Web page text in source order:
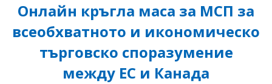
Онлайн кръгла маса за МСП за
всеобхватното и икономическо
търговско споразумение
между ЕС и Канада